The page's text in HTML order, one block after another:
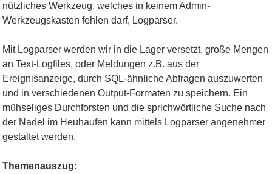
nützliches Werkzeug, welches in keinem Admin-
Werkzeugskasten fehlen darf, Logparser.
Mit Logparser werden wir in die Lager versetzt, große Mengen
an Text-Logfiles, oder Meldungen z.B. aus der
Ereignisanzeige, durch SQL-ähnliche Abfragen auszuwerten
und in verschiedenen Output-Formaten zu speichern. Ein
mühseliges Durchforsten und die sprichwörtliche Suche nach
der Nadel im Heuhaufen kann mittels Logparser angenehmer
gestaltet werden.
Themenauszug: